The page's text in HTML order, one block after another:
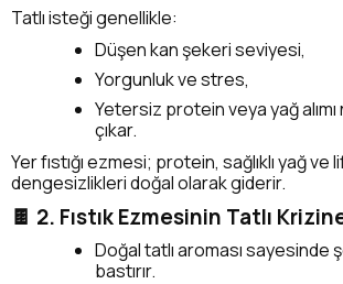
Tatlı isteği genellikle:
Düşen kan şekeri seviyesi,
Yorgunluk ve stres,
Yetersiz protein veya yağ
çıkar.
Yer fıstığı ezmesi; protein, sağlıklı yağ ve
dengesizlikleri doğal olarak giderir.
🍫 2. Fıstık Ezmesinin Tatlı
Doğal tatlı aroması sayesinde
bastırır.